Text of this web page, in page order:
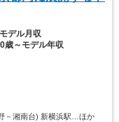
デル月収
歳～モデル年収
－湘南台) 新横浜駅…ほか